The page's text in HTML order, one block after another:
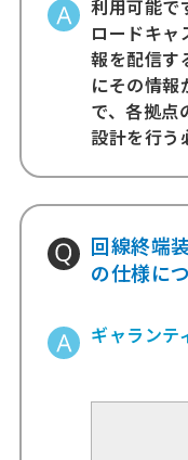
利用可能で
ロードキ
報を配信す
にその情報
で、各拠点
設計を行う
回線終端
の仕様に
ギャランテ